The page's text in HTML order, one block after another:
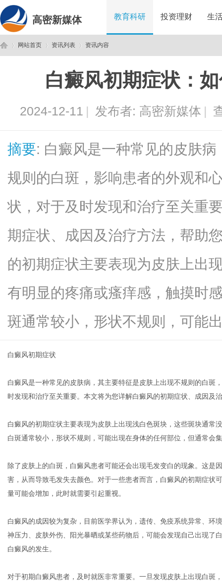
高密新媒体 教育科研 投资理财 生
网站首页 资讯列表
›
资讯内容
白癜风初期症状：
2024-12-11 | 发布者: 高密新媒体 |
摘要: 白癜风是一种常见的皮肤
规则的白斑，影响患者的外观和
状，对于及时发现和治疗至关重
期症状、成因及治疗方法，帮助
的初期症状主要表现为皮肤上出
有明显的疼痛或瘙痒感，触摸时
斑通常较小，形状不规则，可能
白癜风初期症状
白癜风是一种常见的皮肤病，其主要特征是皮肤上出现不规则的白斑
时发现和治疗至关重要。本文将为您详解白癜风的初期症状、成因及
白癜风的初期症状主要表现为皮肤上出现浅白色斑块，这些斑块通常
白斑通常较小，形状不规则，可能出现在身体的任何部位，但通常会
除了皮肤上的白斑，白癜风患者可能还会出现毛发变白的现象。这是
害，从而导致毛发失去颜色。对于一些患者而言，白癜风的初期症状
量可能会增加，此时就需要引起重视。
白癜风的成因较为复杂，目前医学界认为，遗传、免疫系统异常、环
神压力、皮肤外伤、阳光暴晒或某些药物后，可能会发现自己出现了
白癜风的发生。
对于初期白癜风患者，及时就医非常重要。一旦发现皮肤上出现白斑